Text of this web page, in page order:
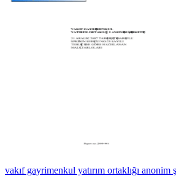
vakıf gayrimenkul yatırım ortaklığı anonim